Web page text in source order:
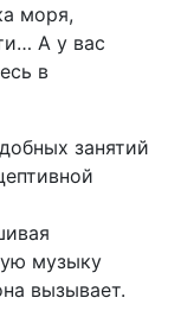
моря,
А у вас
в
занятий
музыку
вызывает.